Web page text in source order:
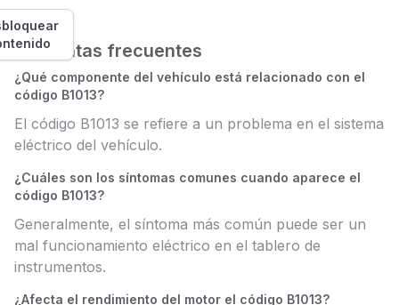
Preguntas frecuentes
¿Qué componente del vehículo está relacionado con el
código B1013?
El código B1013 se refiere a un problema en el sistema
eléctrico del vehículo.
¿Cuáles son los síntomas comunes cuando aparece el
código B1013?
Generalmente, el síntoma más común puede ser un
mal funcionamiento eléctrico en el tablero de
instrumentos.
¿Afecta el rendimiento del motor el código B1013?